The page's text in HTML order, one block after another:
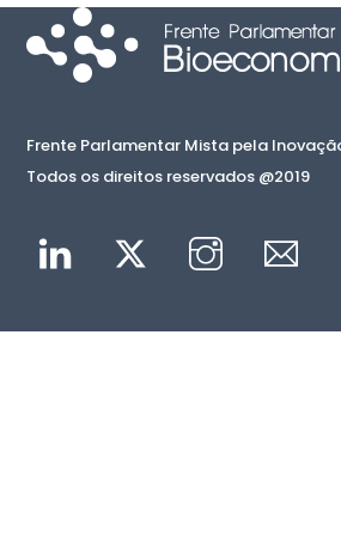
Frente Parlamentar Mista pela
Todos os direitos reservados @2019
Linkedin Twitter Instagram